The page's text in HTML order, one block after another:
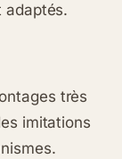
adaptés.
très
imitations